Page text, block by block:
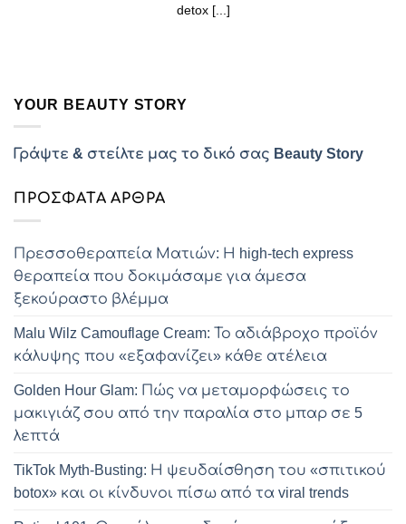
detox [...]
YOUR BEAUTY STORY
Γράψτε & στείλτε μας το δικό σας Beauty Story
ΠΡΌΣΦΑΤΑ ΆΡΘΡΑ
Πρεσσοθεραπεία Ματιών: Η high-tech express
θεραπεία που δοκιμάσαμε για άμεσα
ξεκούραστο βλέμμα
Malu Wilz Camouflage Cream: Το αδιάβροχο προϊόν
κάλυψης που «εξαφανίζει» κάθε ατέλεια
Golden Hour Glam: Πώς να μεταμορφώσεις το
μακιγιάζ σου από την παραλία στο μπαρ σε 5
λεπτά
TikTok Myth-Busting: Η ψευδαίσθηση του «σπιτικού
botox» και οι κίνδυνοι πίσω από τα viral trends